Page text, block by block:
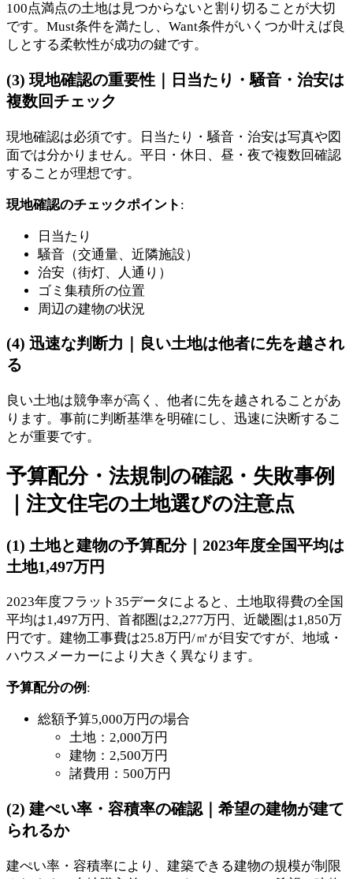
100点満点の土地は見つからないと割り切ることが大切
です。Must条件を満たし、Want条件がいくつか叶えば良
しとする柔軟性が成功の鍵です。
(3) 現地確認の重要性｜日当たり・騒音・治安は
複数回チェック
現地確認は必須です。日当たり・騒音・治安は写真や図
面では分かりません。平日・休日、昼・夜で複数回確認
することが理想です。
現地確認のチェックポイント :
日当たり
騒音（交通量、近隣施設）
治安（街灯、人通り）
ゴミ集積所の位置
周辺の建物の状況
(4) 迅速な判断力｜良い土地は他者に先を越され
る
良い土地は競争率が高く、他者に先を越されることがあ
ります。事前に判断基準を明確にし、迅速に決断するこ
とが重要です。
予算配分・法規制の確認・失敗事例
｜注文住宅の土地選びの注意点
(1) 土地と建物の予算配分｜2023年度全国平均は
土地1,497万円
2023年度フラット35データによると、土地取得費の全国
平均は1,497万円、首都圏は2,277万円、近畿圏は1,850万
円です。建物工事費は25.8万円/㎡が目安ですが、地域・
ハウスメーカーにより大きく異なります。
予算配分の例 :
総額予算5,000万円の場合
土地：2,000万円
建物：2,500万円
諸費用：500万円
(2) 建ぺい率・容積率の確認｜希望の建物が建て
られるか
建ぺい率・容積率により、建築できる建物の規模が制限